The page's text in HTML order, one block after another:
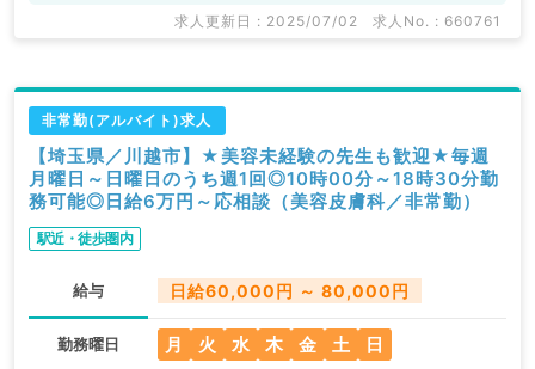
求人更新日 : 2025/07/02 求人No. : 660761
非常勤(アルバイト)求人
【埼玉県／川越市】★美容未経験の先生も歓迎★毎週
月曜日～日曜日のうち週1回◎10時00分～18時30分勤
務可能◎日給6万円～応相談（美容皮膚科／非常勤）
駅近・徒歩圏内
給与 日給60,000円 ～ 80,000円
勤務曜日 月 火 水 木 金 土 日